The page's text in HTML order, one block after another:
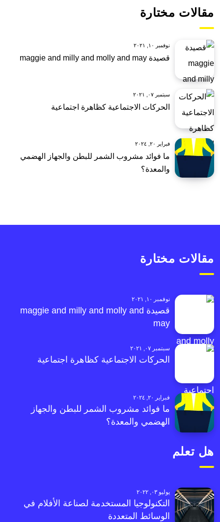
مقالات مختارة
نوفمبر ١٠, ٢٠٢١
قصيدة maggie and milly and molly and may
سبتمبر ٠٧, ٢٠٢١
الحركات الاجتماعية كظاهرة اجتماعية
فبراير ٢٠, ٢٠٢٤
ما فوائد مشروب الشمر للبطن والجهاز الهضمي
والمعدة؟
مقالات مختارة
نوفمبر ١٠, ٢٠٢١
قصيدة maggie and milly and molly and
may
سبتمبر ٠٧, ٢٠٢١
الحركات الاجتماعية كظاهرة اجتماعية
فبراير ٢٠, ٢٠٢٤
ما فوائد مشروب الشمر للبطن والجهاز
الهضمي والمعدة؟
هل تعلم
يوليو ٠٣, ٢٠٢٢
التكنولوجيا المستخدمة لصناعة الأفلام في
الوسائط المتعددة